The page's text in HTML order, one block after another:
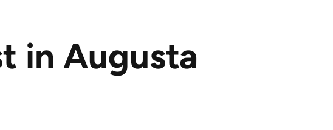
in Augusta